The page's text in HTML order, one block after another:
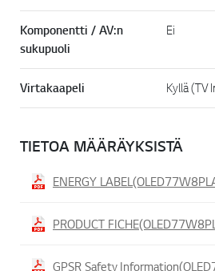
Komponentti / AV:n
sukupuoli
Ei
Virtakaapeli Kyllä
TIETOA MÄÄRÄYKSISTÄ
ENERGY
PRODUCT
GPSR Safety